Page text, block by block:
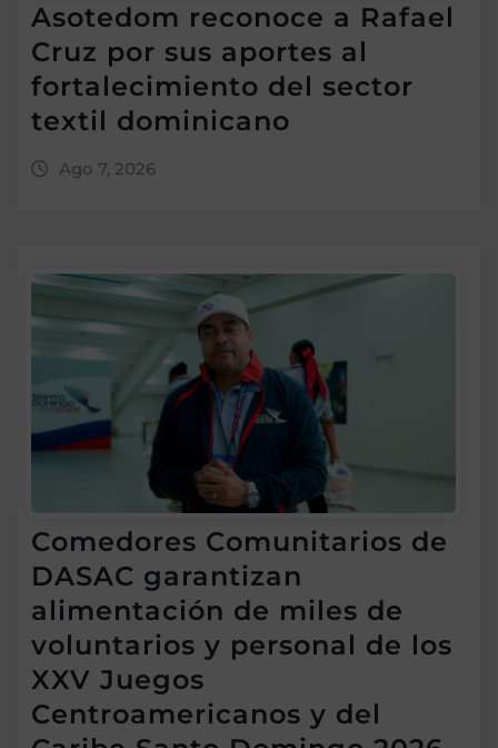
Asotedom reconoce a Rafael
Cruz por sus aportes al
fortalecimiento del sector
textil dominicano
Ago 7, 2026
Comedores Comunitarios de
DASAC garantizan
alimentación de miles de
voluntarios y personal de los
XXV Juegos
Centroamericanos y del